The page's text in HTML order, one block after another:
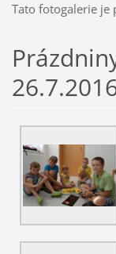
Tato fotogalerie je